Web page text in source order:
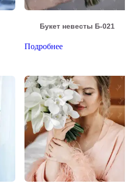
Букет невесты Б-021
Подробнее